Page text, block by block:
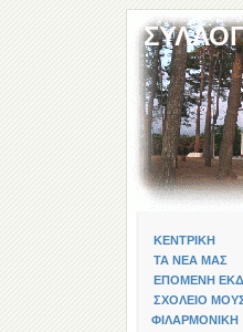
ΚΕΝΤΡΙΚΗ
ΤΑ ΝΕΑ ΜΑΣ
ΕΠΟΜΕΝΗ
ΣΧΟΛΕΙΟ
ΦΙΛΑΡΜΟΝΙΚΗ